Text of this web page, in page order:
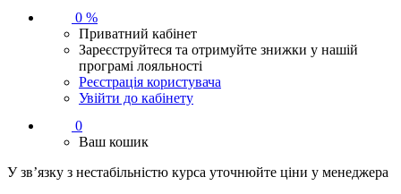
0 %
Приватний кабінет
Зареєструйтеся та отримуйте знижки у нашій
програмі лояльності
Реєстрація користувача
Увійти до кабінету
0
Ваш кошик
У звʼязку з нестабільністю курса уточнюйте ціни у менеджера